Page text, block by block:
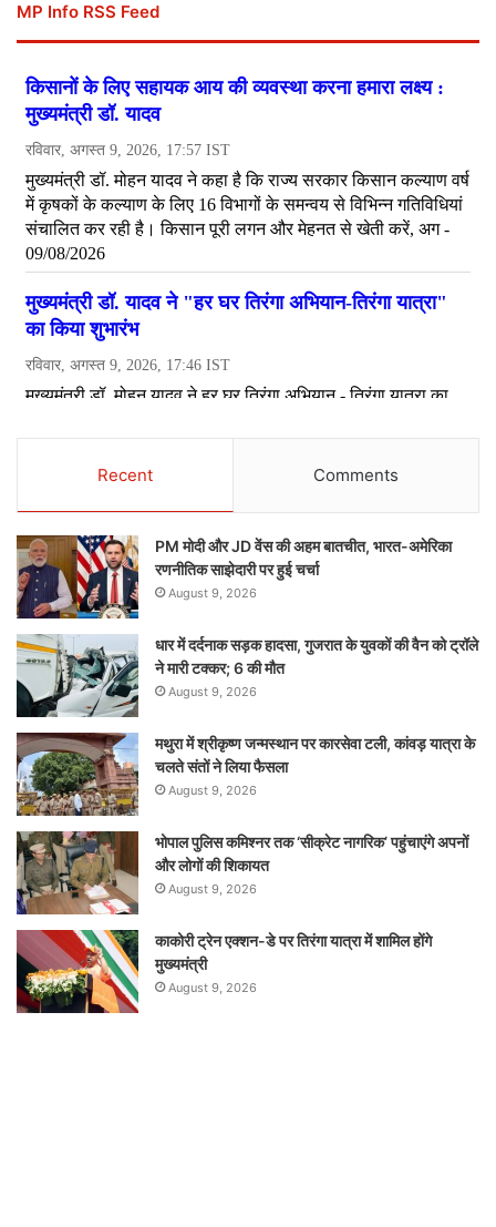
MP Info RSS Feed
Recent Comments
PM मोदी और JD वेंस की अहम बातचीत, भारत-अमेरिका
रणनीतिक साझेदारी पर हुई चर्चा
August 9, 2026
धार में दर्दनाक सड़क हादसा, गुजरात के युवकों की वैन को ट्रॉले
ने मारी टक्कर; 6 की मौत
August 9, 2026
मथुरा में श्रीकृष्ण जन्मस्थान पर कारसेवा टली, कांवड़ यात्रा के
चलते संतों ने लिया फैसला
August 9, 2026
भोपाल पुलिस कमिश्नर तक ‘सीक्रेट नागरिक’ पहुंचाएंगे अपनों
और लोगों की शिकायत
August 9, 2026
काकोरी ट्रेन एक्शन-डे पर तिरंगा यात्रा में शामिल होंगे
मुख्यमंत्री
August 9, 2026